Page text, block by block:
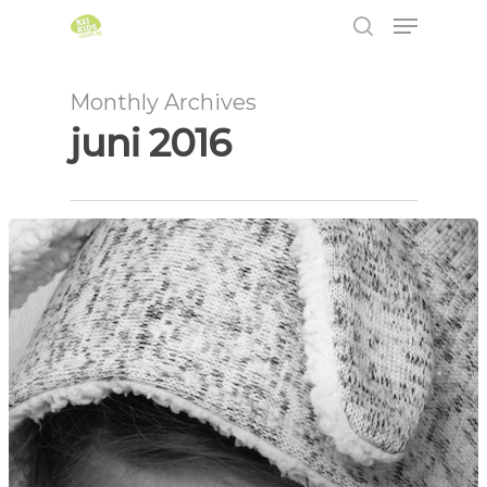
Hit enter to search or ESC to close
Monthly Archives
juni 2016